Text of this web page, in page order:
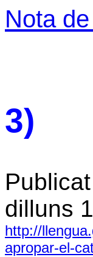
Nota
3)
dilluns
http://
apropar-el-